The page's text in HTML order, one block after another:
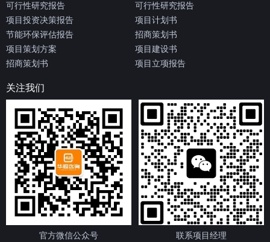
可行性研究报告
项目投资决策报告
节能环保评估报告
项目策划方案
招商策划书
可行性研究报告
项目计划书
招商策划书
项目建设书
项目立项报告
关注我们
官方微信公众号 联系项目经理